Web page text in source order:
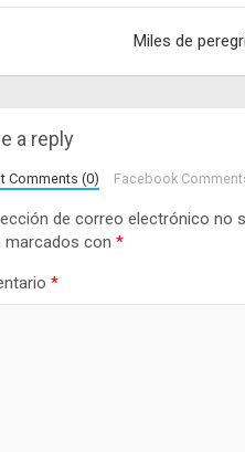
Miles de
a reply
Comments (0) Facebook
de correo electrónico no
marcados con *
*